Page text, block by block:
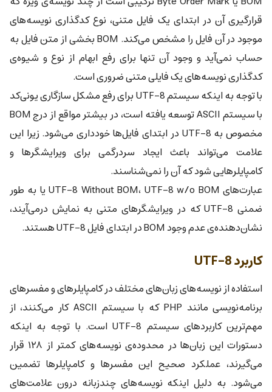
قرارگیری آن در ابتدای یک فایل متنی، نوع کدگذاری نویسه‌های
موجود در آن فایل را مشخص می‌کند. BOM بخشی از متن فایل به
حساب نمی‌آید و وجود آن تنها برای رفع ابهام از نوع و شیوه‌ی
کدگذاری نویسه‌های یک فایلی متنی ضروری است.
با توجه به اینکه سیستم UTF-8 برای رفع مشکل سازگاری یونی‌کد
با سیستم ASCII توسعه یافته است، در بیشتر مواقع از درج BOM
مخصوص به UTF-8 در ابتدای فایل‌ها خودداری می‌شود. زیرا این
علامت می‌تواند باعث ایجاد سردرگمی برای ویرایشگرها و
کامپایلرهایی شود که آن را نمی‌شناسند.
عبارت‌های UTF-8 Without BOM، UTF-8 w/o BOM یا به طور
ضمنی UTF-8 که در ویرایشگرهای متنی به نمایش درمی‌آیند،
نشان‌دهنده‌ی عدم وجود BOM در ابتدای فایل UTF-8 هستند.
کاربرد UTF-8
استفاده از نویسه‌های زبان‌های مختلف در کامپایلرهای و مفسرهای
برنامه‌نویسی مانند PHP که با سیستم ASCII کار می‌کنند، از
مهم‌ترین کاربردهای سیستم UTF-8 است. با توجه به اینکه
دستورات این زبان‌ها در محدوده‌ی نویسه‌های کمتر از ۱۲۸ قرار
می‌گیرند، عملکرد صحیح این مفسرها و کامپایلرها تضمین
می‌شود. به دلیل اینکه نویسه‌های چندزبانه درون علامت‌های